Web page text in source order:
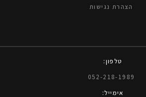
הצהרת נגישות
טלפון:
052-218-1989
אימייל: